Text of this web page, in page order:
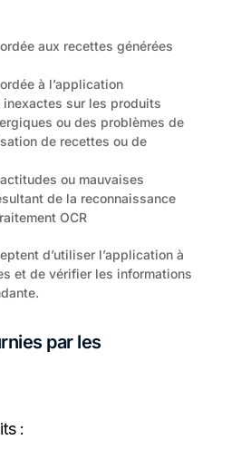
aux recettes générées
à l’application
inexactes sur les produits
ou des problèmes de
de recettes ou de
ou mauvaises
de la reconnaissance
OCR
d’utiliser l’application à
et de vérifier les informations
par les
: